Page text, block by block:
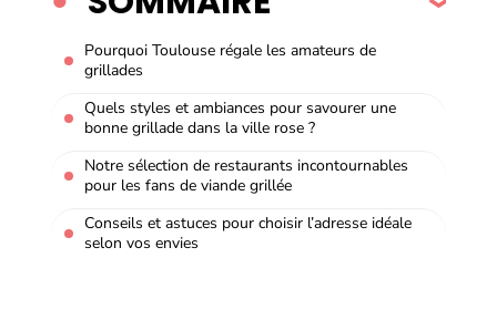
Pourquoi Toulouse régale les amateurs de
grillades
Quels styles et ambiances pour savourer une
bonne grillade dans la ville rose ?
Notre sélection de restaurants incontournables
pour les fans de viande grillée
Conseils et astuces pour choisir l’adresse idéale
selon vos envies